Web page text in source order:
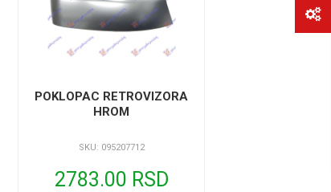
POKLOPAC RETROVIZORA
HROM
SKU: 095207712
2783.00 RSD